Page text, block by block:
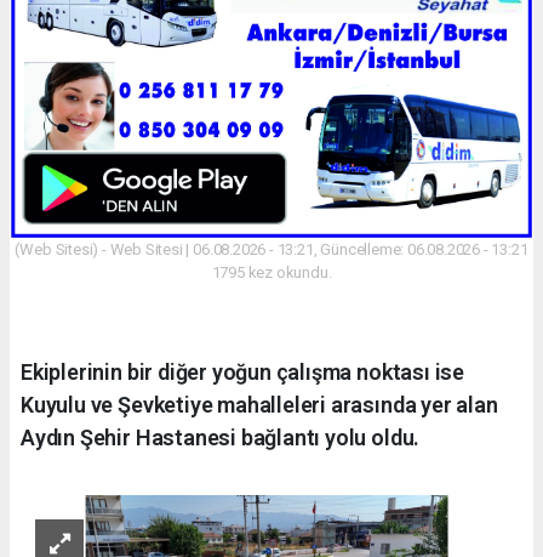
(Web Sitesi) - Web Sitesi | 06.08.2026 - 13:21, Güncelleme: 06.08.2026 - 13:21
1795 kez okundu.
Ekiplerinin bir diğer yoğun çalışma noktası ise
Kuyulu ve Şevketiye mahalleleri arasında yer alan
Aydın Şehir Hastanesi bağlantı yolu oldu.